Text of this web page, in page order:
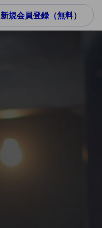
新規会員登録（無料）